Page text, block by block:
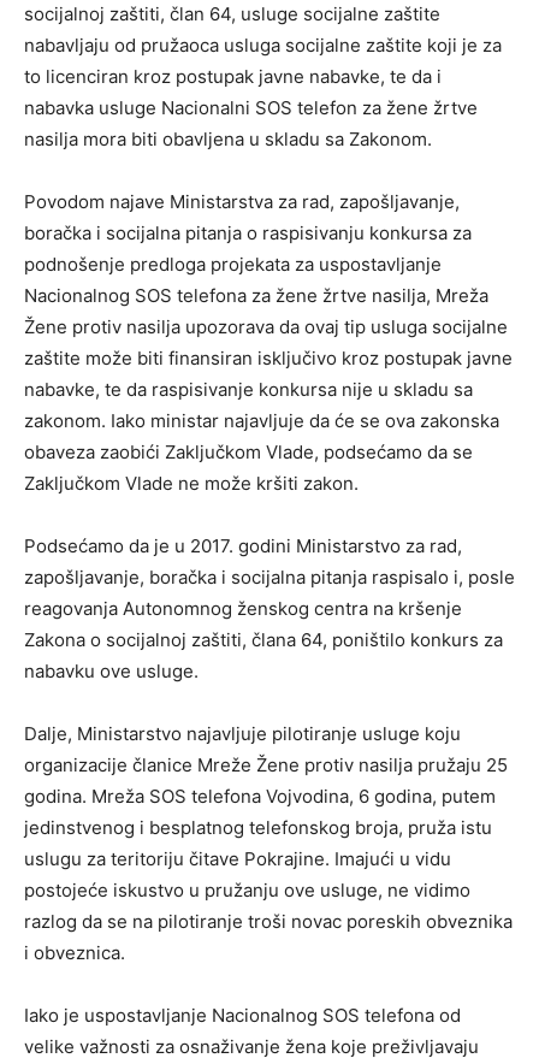
socijalnoj zaštiti, član 64, usluge socijalne zaštite
nabavljaju od pružaoca usluga socijalne zaštite koji je za
to licenciran kroz postupak javne nabavke, te da i
nabavka usluge Nacionalni SOS telefon za žene žrtve
nasilja mora biti obavljena u skladu sa Zakonom.
Povodom najave Ministarstva za rad, zapošljavanje,
boračka i socijalna pitanja o raspisivanju konkursa za
podnošenje predloga projekata za uspostavljanje
Nacionalnog SOS telefona za žene žrtve nasilja, Mreža
Žene protiv nasilja upozorava da ovaj tip usluga socijalne
zaštite može biti finansiran isključivo kroz postupak javne
nabavke, te da raspisivanje konkursa nije u skladu sa
zakonom. Iako ministar najavljuje da će se ova zakonska
obaveza zaobići Zaključkom Vlade, podsećamo da se
Zaključkom Vlade ne može kršiti zakon.
Podsećamo da je u 2017. godini Ministarstvo za rad,
zapošljavanje, boračka i socijalna pitanja raspisalo i, posle
reagovanja Autonomnog ženskog centra na kršenje
Zakona o socijalnoj zaštiti, člana 64, poništilo konkurs za
nabavku ove usluge.
Dalje, Ministarstvo najavljuje pilotiranje usluge koju
organizacije članice Mreže Žene protiv nasilja pružaju 25
godina. Mreža SOS telefona Vojvodina, 6 godina, putem
jedinstvenog i besplatnog telefonskog broja, pruža istu
uslugu za teritoriju čitave Pokrajine. Imajući u vidu
postojeće iskustvo u pružanju ove usluge, ne vidimo
razlog da se na pilotiranje troši novac poreskih obveznika
i obveznica.
Iako je uspostavljanje Nacionalnog SOS telefona od
velike važnosti za osnaživanje žena koje preživljavaju